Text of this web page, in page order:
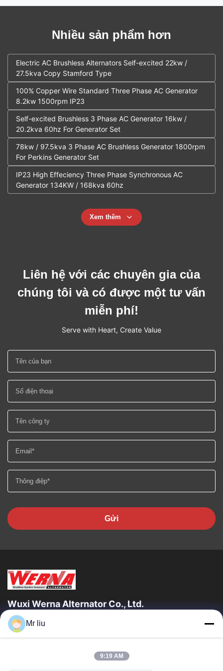
Nhiều sản phẩm hơn
Electric AC Brushless Alternators Self-excited 22kw /
27.5kva Copy Stamford Type
100% Copper Wire Standard Three Phase AC Generator
8.2kw 1500rpm IP23
Self-excited Brushless 3 Phase AC Generator 16kw /
20.2kva 60hz For Generator Set
78kw / 97.5kva 3 Phase AC Brushless Generator 1800rpm
For Perkins Generator Set
IP23 High Effeciency Three Phase Synchronous AC
Generator 134KW / 168kva 60hz
Xem thêm
Liên hệ với các chuyên gia của
chúng tôi và có được một tư vấn
miễn phí!
Serve with Heart, Create Value
Gửi
Wuxi Werna Alternator Co., Ltd.
Liên Kết Nhanh
Về Chúng Tôi
Mr liu
9:19 AM